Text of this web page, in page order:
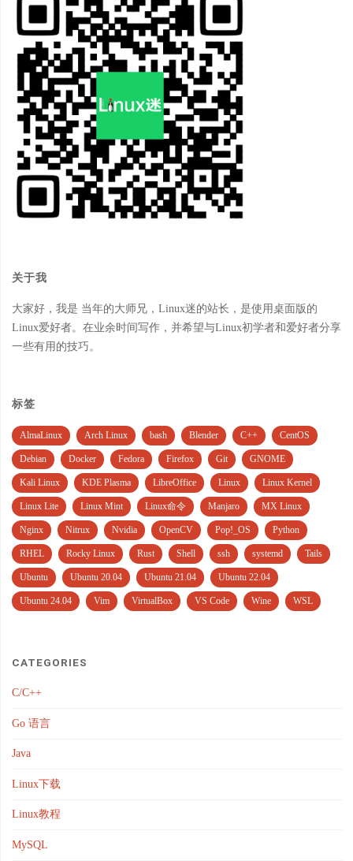
关于我
大家好，我是 当年的大师兄，Linux迷的站长，是使用桌面版的
Linux爱好者。在业余时间写作，并希望与Linux初学者和爱好者分享
一些有用的技巧。
标签
AlmaLinux Arch Linux bash Blender C++ CentOS
Debian Docker Fedora Firefox Git GNOME
Kali Linux KDE Plasma LibreOffice Linux Linux Kernel
Linux Lite Linux Mint Linux命令 Manjaro MX Linux
Nginx Nitrux Nvidia OpenCV Pop!_OS Python
RHEL Rocky Linux Rust Shell ssh systemd Tails
Ubuntu Ubuntu 20.04 Ubuntu 21.04 Ubuntu 22.04
Ubuntu 24.04 Vim VirtualBox VS Code Wine WSL
CATEGORIES
C/C++
Go 语言
Java
Linux下载
Linux教程
MySQL